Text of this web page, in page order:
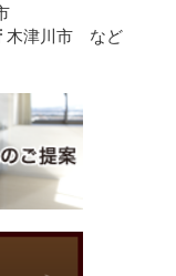
木津川市 など